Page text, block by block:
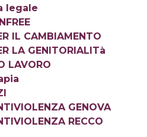
legale
IL CAMBIAMENTO
LA GENITORIALITà
LAVORO
GENOVA
RECCO